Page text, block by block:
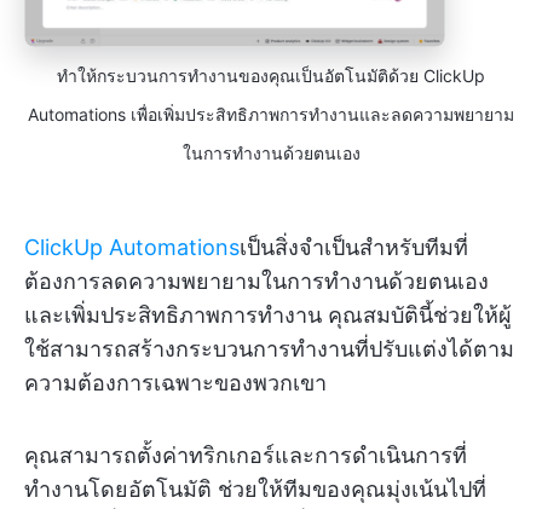
ทำให้กระบวนการทำงานของคุณเป็นอัตโนมัติด้วย ClickUp
Automations เพื่อเพิ่มประสิทธิภาพการทำงานและลดความพยายาม
ในการทำงานด้วยตนเอง
ClickUp Automationsเป็นสิ่งจำเป็นสำหรับทีมที่
ต้องการลดความพยายามในการทำงานด้วยตนเอง
และเพิ่มประสิทธิภาพการทำงาน คุณสมบัตินี้ช่วยให้ผู้
ใช้สามารถสร้างกระบวนการทำงานที่ปรับแต่งได้ตาม
ความต้องการเฉพาะของพวกเขา
คุณสามารถตั้งค่าทริกเกอร์และการดำเนินการที่
ทำงานโดยอัตโนมัติ ช่วยให้ทีมของคุณมุ่งเน้นไปที่